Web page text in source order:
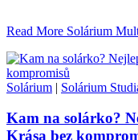
Read More Solárium
Solárium | Solárium
Kam na solárko?
Krása bez